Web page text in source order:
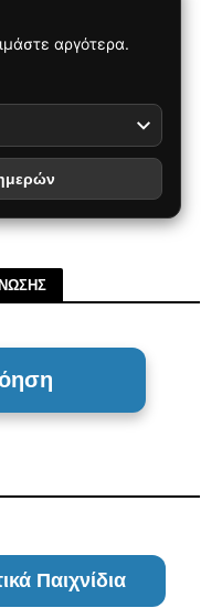
αργότερα.
Παιχνίδια